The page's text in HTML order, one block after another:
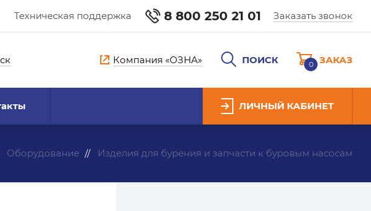
Техническая поддержка 8 800 250 21 01 Заказать звонок
Компания «ОЗНА» ПОИСК 0 ЗАКАЗ
ЛИЧНЫЙ КАБИНЕТ
Оборудование Изделия для бурения и запчасти к буровым насосам